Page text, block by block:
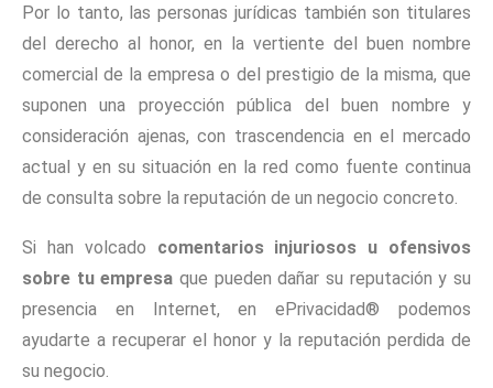
Por lo tanto, las personas jurídicas también son titulares
del derecho al honor, en la vertiente del buen nombre
comercial de la empresa o del prestigio de la misma, que
suponen una proyección pública del buen nombre y
consideración ajenas, con trascendencia en el mercado
actual y en su situación en la red como fuente continua
de consulta sobre la reputación de un negocio concreto.
Si han volcado comentarios injuriosos u ofensivos
sobre tu empresa que pueden dañar su reputación y su
presencia en Internet, en ePrivacidad® podemos
ayudarte a recuperar el honor y la reputación perdida de
su negocio.